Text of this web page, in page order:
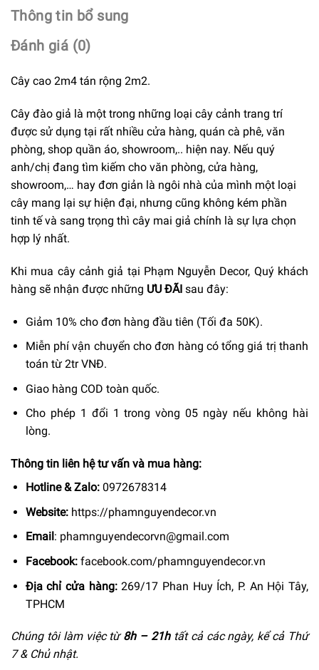
Thông tin bổ sung
Đánh giá (0)
Cây cao 2m4 tán rộng 2m2.
Cây đào giả là một trong những loại cây cảnh trang trí
được sử dụng tại rất nhiều cửa hàng, quán cà phê, văn
phòng, shop quần áo, showroom,.. hiện nay. Nếu quý
anh/chị đang tìm kiếm cho văn phòng, cửa hàng,
showroom,… hay đơn giản là ngôi nhà của mình một loại
cây mang lại sự hiện đại, nhưng cũng không kém phần
tinh tế và sang trọng thì cây mai giả chính là sự lựa chọn
hợp lý nhất.
Khi mua cây cảnh giả tại Phạm Nguyễn Decor, Quý khách
hàng sẽ nhận được những ƯU ĐÃI sau đây:
Giảm 10% cho đơn hàng đầu tiên (Tối đa 50K).
Miễn phí vận chuyển cho đơn hàng có tổng giá trị thanh
toán từ 2tr VNĐ.
Giao hàng COD toàn quốc.
Cho phép 1 đổi 1 trong vòng 05 ngày nếu không hài
lòng.
Thông tin liên hệ tư vấn và mua hàng:
Hotline & Zalo: 0972678314
Website: https://phamnguyendecor.vn
Email : phamnguyendecorvn@gmail.com
Facebook: facebook.com/phamnguyendecor.vn
Địa chỉ cửa hàng:269/17 Phan Huy Ích, P. An Hội Tây,
TPHCM
Chúng tôi làm việc từ8h – 21h tất cả các ngày, kể cả Thứ
7 & Chủ nhật.